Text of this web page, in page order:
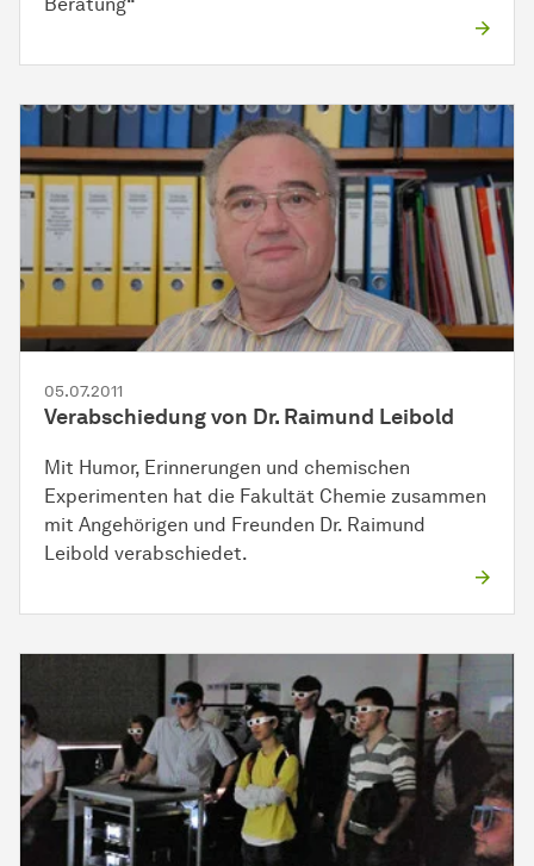
05.07.2011
Ver­ab­schie­dungvon Dr. Raimund Leibold
Mit Humor, Erinnerungen und che­mi­schen
Experimenten hat die Fakultät Chemie zusammen
mit Angehörigen und Freunden Dr. Raimund
Leibold verabschiedet.